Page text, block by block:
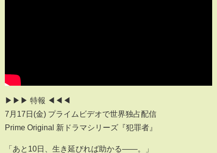
▶▶▶ 特報 ◀◀◀
7月17日(金) プライムビデオで世界独占配信
Prime Original 新ドラマシリーズ『犯罪者』
「あと10日、生き延びれば助かる――。」